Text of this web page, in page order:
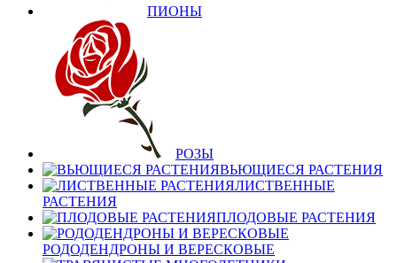
ПИОНЫ
РОЗЫ
ВЬЮЩИЕСЯ РАСТЕНИЯ
ЛИСТВЕННЫЕ
РАСТЕНИЯ
ПЛОДОВЫЕ РАСТЕНИЯ
РОДОДЕНДРОНЫ И ВЕРЕСКОВЫЕ